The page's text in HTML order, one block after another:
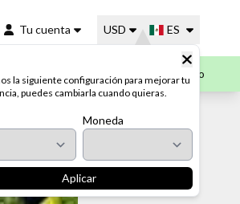
Tu cuenta USD ES
la siguiente configuración para mejorar tu
puedes cambiarla cuando quieras.
Moneda
Aplicar
Mi Carrito